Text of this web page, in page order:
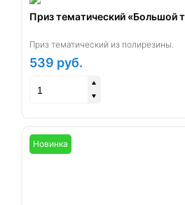
Приз тематический «Большой
Приз тематический из полирезины.
539 руб.
Новинка